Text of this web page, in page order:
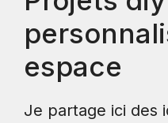
espace
Je partage ici des